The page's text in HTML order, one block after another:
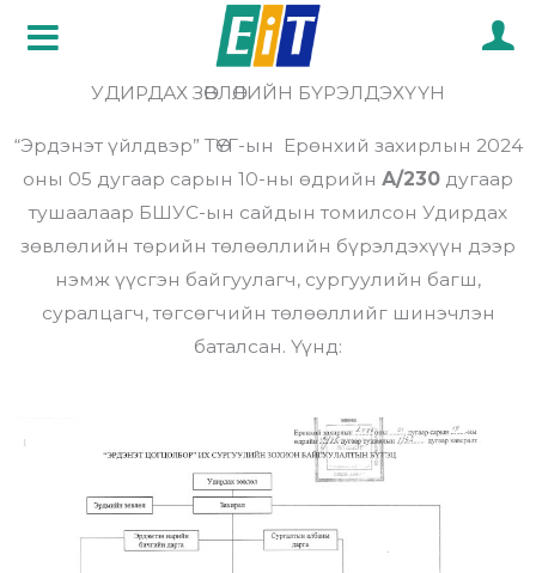
УДИРДАХ ЗӨВЛӨЛИЙН БҮРЭЛДЭХҮҮН
“Эрдэнэт үйлдвэр” ТӨҮГ-ын Ерөнхий захирлын 2024
оны 05 дугаар сарын 10-ны өдрийн А/230 дугаар
тушаалаар БШУС-ын сайдын томилсон Удирдах
зөвлөлийн төрийн төлөөллийн бүрэлдэхүүн дээр
нэмж үүсгэн байгуулагч, сургуулийн багш,
суралцагч, төгсөгчийн төлөөллийг шинэчлэн
баталсан. Үүнд: